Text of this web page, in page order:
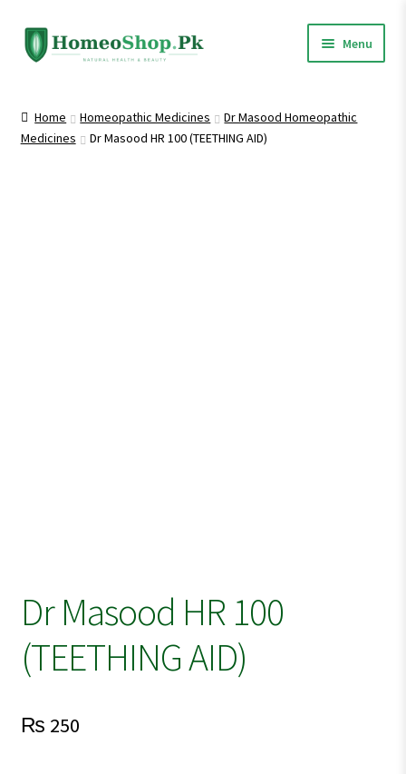
Skip
to
Skip
to
Menu
Shop All
Home Homeopathic Medicines
Dr Masood Homeopathic
Medicines
Dr Masood HR 100 (TEETHING AID)
Dr Masood HR 100
(TEETHING AID)
₨ 250